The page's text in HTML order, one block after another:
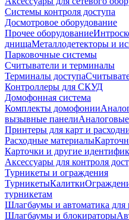
Системы контроля доступа
Досмотровое оборудование
Прочее оборудование
днищаМеталлодетекторы и
Парковочные системы
Считыватели и терминалы
Терминалы доступа
Контроллеры для СКУД
Домофонная система
Комплекты домофонии
вызывные панели
Принтеры для карт и
Расходные материалы
Карточки и другие
Аксессуары для контроля
Турникеты и ограждения
ТурникетыКалитки
турникетам
Шлагбаумы и автоматика для
Шлагбаумы и блокираторы